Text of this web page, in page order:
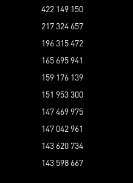
422 149 150
217 324 657
196 315 472
165 695 941
159 176 139
151 953 300
147 469 975
147 042 961
143 620 734
143 598 667